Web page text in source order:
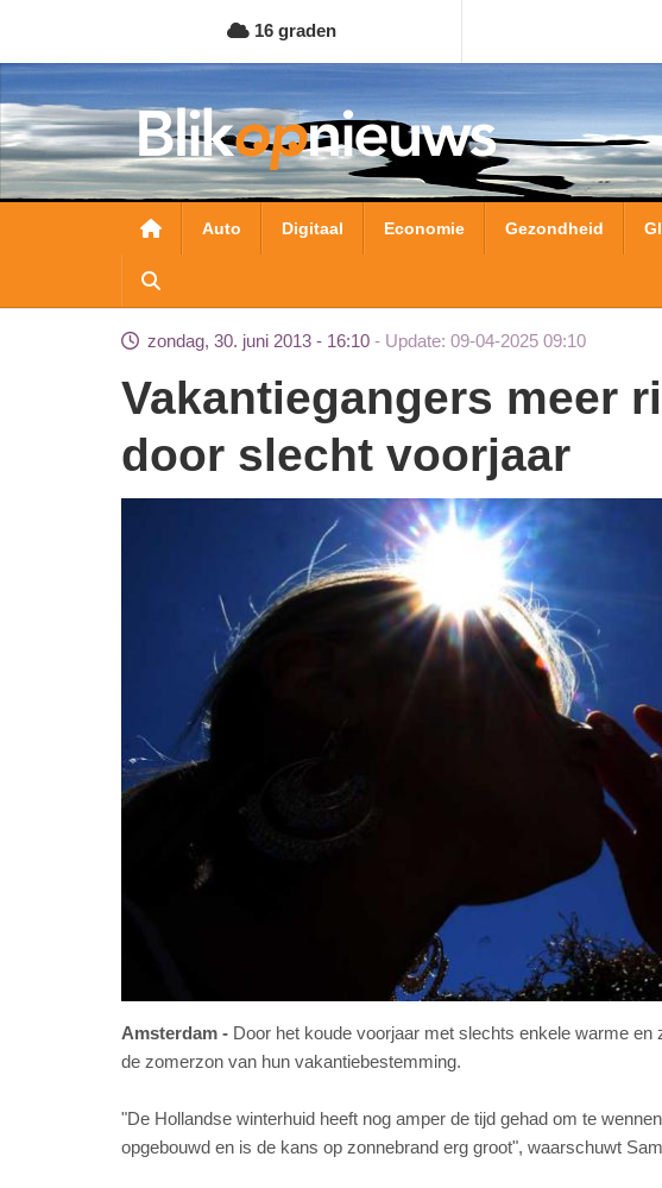
naar
de
inhoud
gaan
16 graden
Hoofdnavigatie
Auto Digitaal Economie Gezondheid
zondag, 30. juni 2013 - 16:10 Update: 09-04-2025 09:10
Vakantiegangers meer risico op zonnebrand
door slecht voorjaar
Amsterdam
Door het koude voorjaar met slechts enkele warme
de zomerzon van hun vakantiebestemming.
"De Hollandse winterhuid heeft nog amper de tijd gehad om te
opgebouwd en is de kans op zonnebrand erg groot", waarschuwt